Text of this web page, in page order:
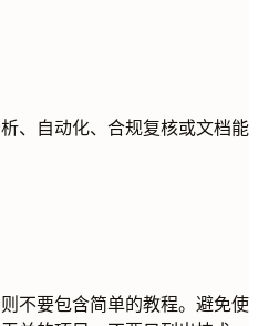
、自动化、合规复核或文档能
不要包含简单的教程。避免使